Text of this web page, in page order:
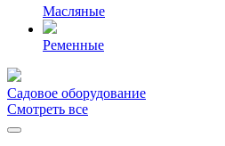
Масляные
Ременные
Садовое оборудование
Смотреть все